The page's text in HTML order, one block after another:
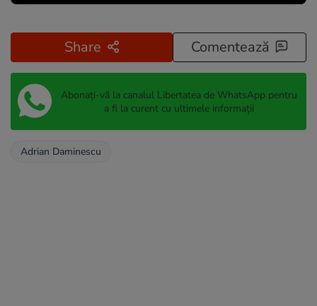
Share Comentează
Abonați-vă la canalul Libertatea de WhatsApp pentru
a fi la curent cu ultimele informații
Adrian Daminescu